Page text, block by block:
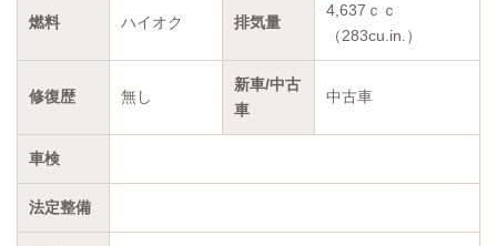
燃料 ハイオク 排気量
4,637ｃｃ
（283cu.in.）
修復歴 無し
新車/中古
車
中古車
車検
法定整備